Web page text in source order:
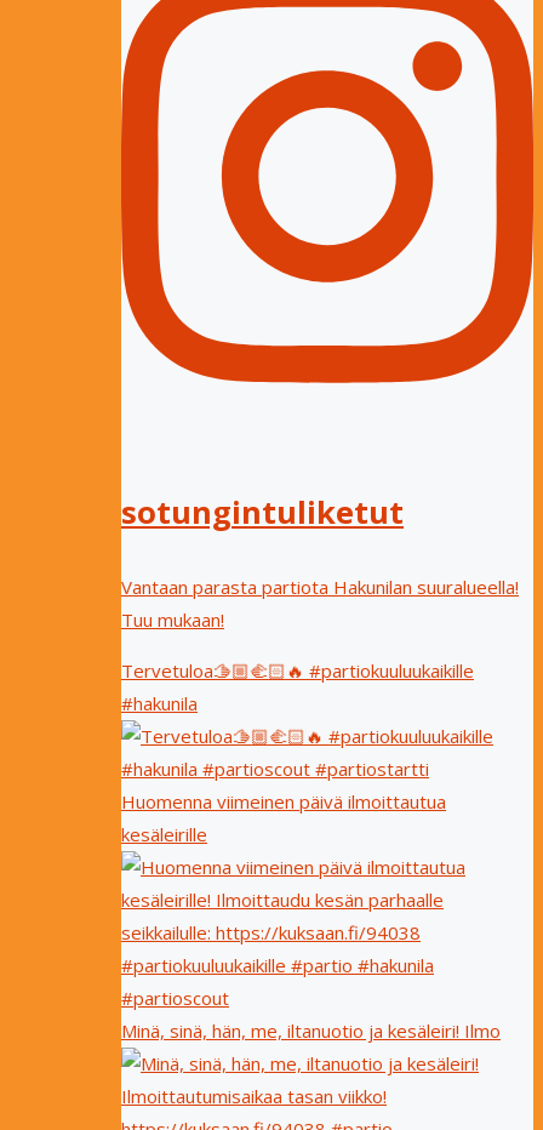
sotungintuliketut
Vantaan parasta partiota Hakunilan suuralueella!
Tuu mukaan!
Tervetuloa🫱🏼‍🫲🏻🔥 #partiokuuluukaikille
#hakunila
Huomenna viimeinen päivä ilmoittautua
kesäleirille
Minä, sinä, hän, me, iltanuotio ja kesäleiri! Ilmo